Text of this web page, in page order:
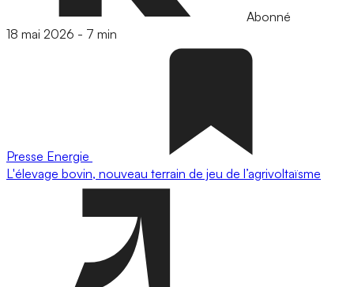
Abonné
18 mai 2026 - 7 min
Presse Energie
L'élevage bovin, nouveau terrain de jeu de l’agrivoltaïsme